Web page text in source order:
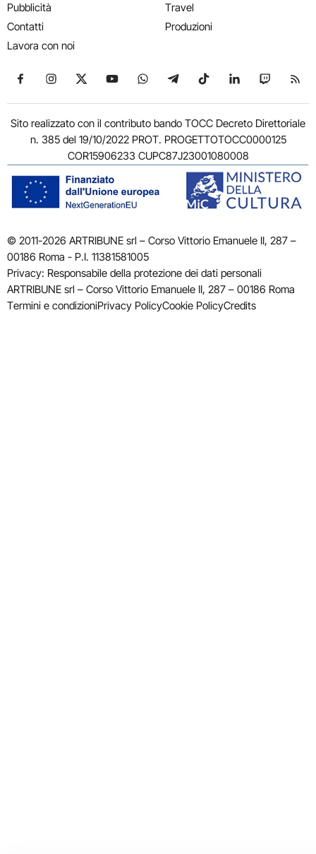
Pubblicità
Contatti
Lavora con noi
Travel
Produzioni
Seguici su Facebook
Seguici su Instagram
Seguici su X
Seguici su YouTube
Seguici su WhatsApp
Seguici su Telegram
Seguici su TikTok
Seguici su
Seguici
Sito realizzato con il contributo bando TOCC Decreto Direttoriale
n. 385 del 19/10/2022 PROT. PROGETTOTOCC0000125
COR15906233 CUPC87J23001080008
© 2011-2026 ARTRIBUNE srl – Corso Vittorio Emanuele II, 287 –
00186 Roma - P.I. 11381581005
Privacy: Responsabile della protezione dei dati personali
ARTRIBUNE srl – Corso Vittorio Emanuele II, 287 – 00186 Roma
Termini e condizioniPrivacy PolicyCookie PolicyCredits